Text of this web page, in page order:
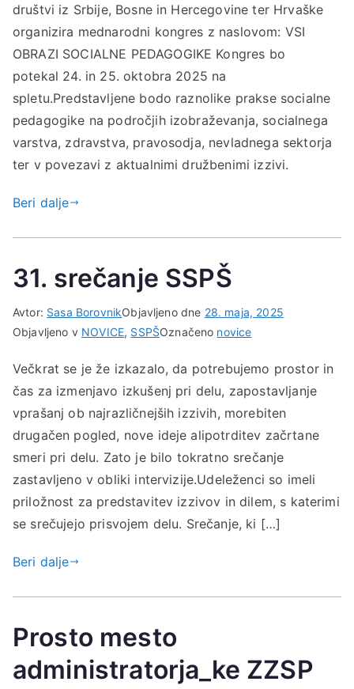
društvi iz Srbije, Bosne in Hercegovine ter Hrvaške
organizira mednarodni kongres z naslovom: VSI
OBRAZI SOCIALNE PEDAGOGIKE Kongres bo
potekal 24. in 25. oktobra 2025 na
spletu.Predstavljene bodo raznolike prakse socialne
pedagogike na področjih izobraževanja, socialnega
varstva, zdravstva, pravosodja, nevladnega sektorja
ter v povezavi z aktualnimi družbenimi izzivi.
Beri dalje
31. srečanje SSPŠ
Avtor: Sasa BorovnikObjavljeno dne 28. maja, 2025
Objavljeno v NOVICE, SSPŠOznačeno novice
Večkrat se je že izkazalo, da potrebujemo prostor in
čas za izmenjavo izkušenj pri delu, zapostavljanje
vprašanj ob najrazličnejših izzivih, morebiten
drugačen pogled, nove ideje alipotrditev začrtane
smeri pri delu. Zato je bilo tokratno srečanje
zastavljeno v obliki intervizije.Udeleženci so imeli
priložnost za predstavitev izzivov in dilem, s katerimi
se srečujejo prisvojem delu. Srečanje, ki […]
Beri dalje
Prosto mesto
administratorja_ke ZZSP